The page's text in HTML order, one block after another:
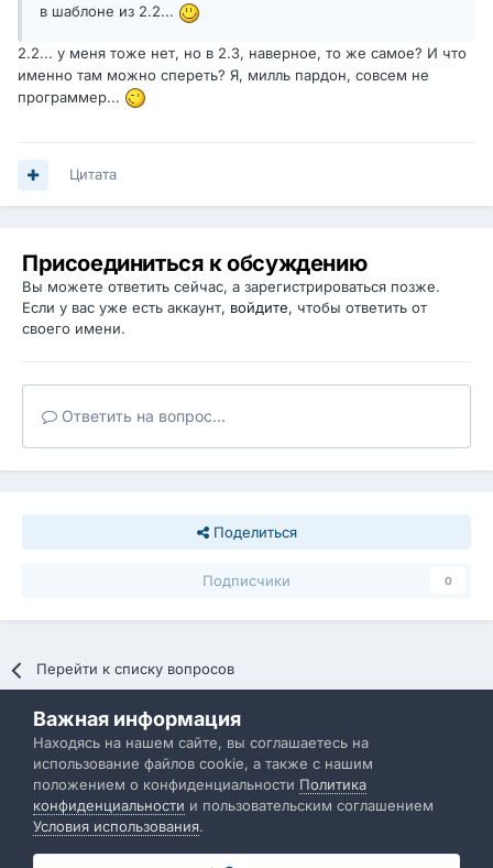
в шаблоне из 2.2...
2.2... у меня тоже нет, но в 2.3, наверное, то же самое? И что
именно там можно спереть? Я, милль пардон, совсем не
программер...
Цитата
Присоединиться к обсуждению
Вы можете ответить сейчас, а зарегистрироваться позже.
Если у вас уже есть аккаунт, войдите, чтобы ответить от
своего имени.
Ответить на вопрос...
Поделиться
Подписчики 0
Перейти к списку вопросов
Политика конфиденциальности Обратная связь
IBResource
Powered by Invision Community
Важная информация
Находясь на нашем сайте, вы соглашаетесь на
использование файлов cookie, а также с нашим
положением о конфиденциальности Политика
конфиденциальности и пользовательским соглашением
Условия использования.